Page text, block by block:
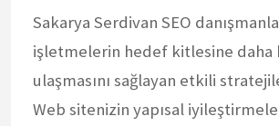
Sakarya Serdivan SEO
işletmelerin hedef kitlesine daha
ulaşmasını sağlayan etkili
Web sitenizin yapısal